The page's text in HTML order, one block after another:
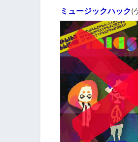
ミュージックハック(